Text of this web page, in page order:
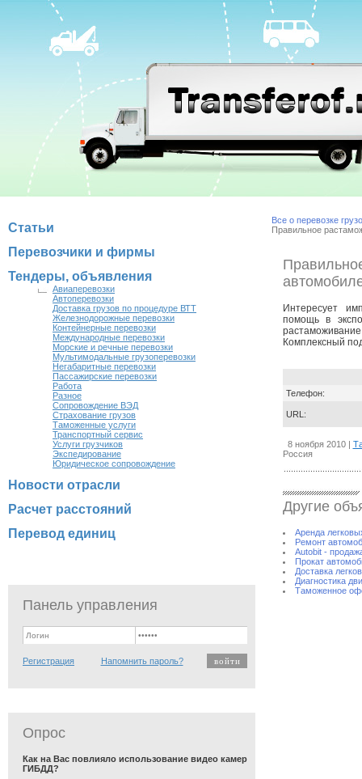
Статьи
Перевозчики и фирмы
Тендеры, объявления
Авиаперевозки
Автоперевозки
Доставка грузов по процедуре ВТТ
Железнодорожные перевозки
Контейнерные перевозки
Международные перевозки
Морские и речные перевозки
Мультимодальные грузоперевозки
Негабаритные перевозки
Пассажирские перевозки
Работа
Разное
Сопровождение ВЭД
Страхование грузов
Таможенные услуги
Транспортный сервис
Услуги грузчиков
Экспедирование
Юридическое сопровождение
Новости отрасли
Расчет расстояний
Перевод единиц
Панель управления
Регистрация Напомнить пароль?
Опрос
Как на Вас повлияло использование видео камер
ГИБДД?
Все о перевозке
Правильное
Интересует
помощь в
Комплексный
Телефон:
URL:
8 ноября 2010 |
Россия
Другие
Аренда
Ремонт
Аutobit -
Прокат
Доставка
Диагностика
Таможенное